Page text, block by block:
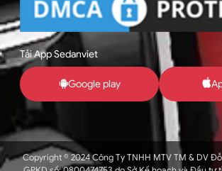
Tải App Sedanviet
Google play
Copyright © 2024 Công Ty TNHH MTV TM & DV